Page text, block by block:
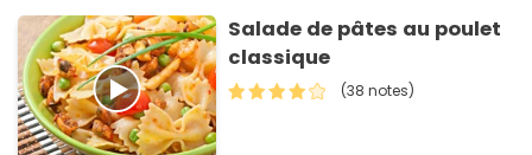
Salade de pâtes au poulet
classique
(38 notes)